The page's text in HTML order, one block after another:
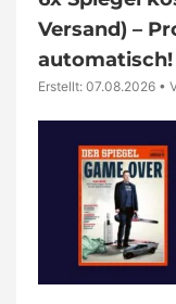
Versand) –
automatisch!
Erstellt: 07.08.2026 •